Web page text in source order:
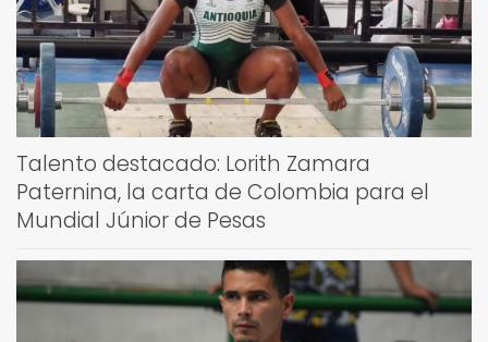
Talento destacado: Lorith Zamara
Paternina, la carta de Colombia para el
Mundial Júnior de Pesas